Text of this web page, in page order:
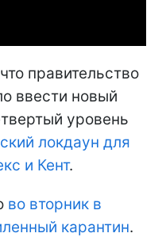
правительство
ввести новый
уровень
локдаун для
и Кент.
во вторник в
карантин.